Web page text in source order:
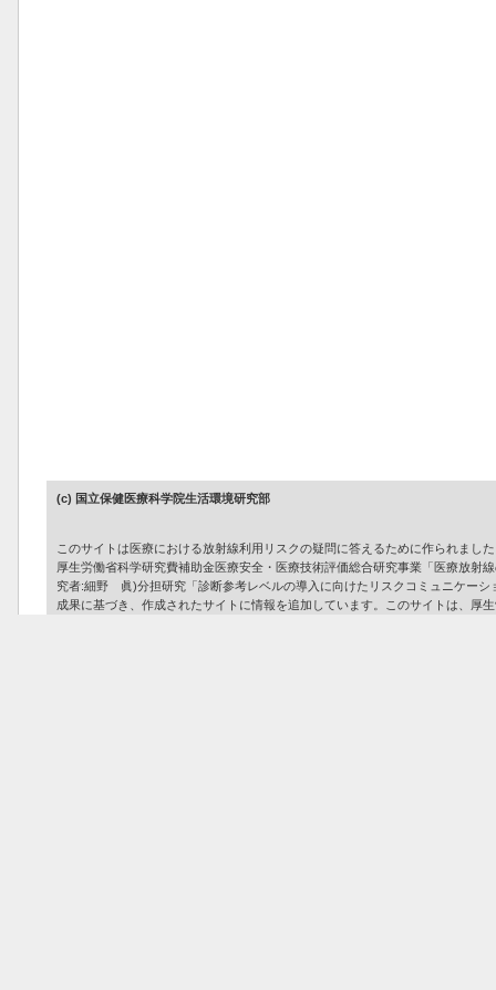
(c) 国立保健医療科学院生活環境研究部
このサイトは医療における放射線利用リスクの疑問に答えるために作られまし
厚生労働省科学研究費補助金医療安全・医療技術評価総合研究事業「医療放射
究者:細野 眞)分担研究「診断参考レベルの導入に向けたリスクコミュニケー
成果に基づき、作成されたサイトに情報を追加しています。このサイトは、厚